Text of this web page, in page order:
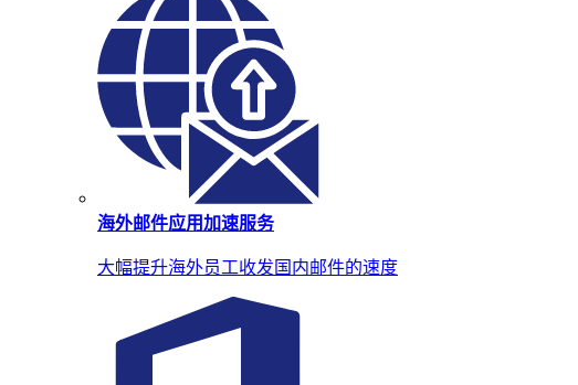
海外邮件应用加速服务
大幅提升海外员工收发国内邮件的速度